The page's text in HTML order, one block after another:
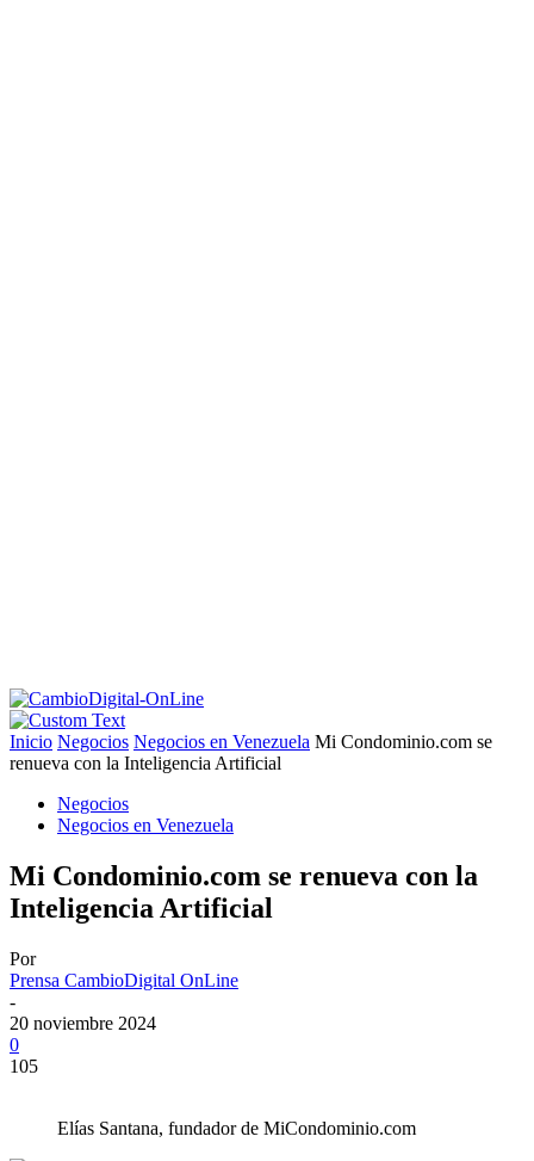
Inicio Negocios Negocios en Venezuela Mi Condominio.com se
renueva con la Inteligencia Artificial
Negocios
Negocios en Venezuela
Mi Condominio.com se renueva con la
Inteligencia Artificial
Por
Prensa CambioDigital OnLine
-
20 noviembre 2024
0
105
Elías Santana, fundador de MiCondominio.com